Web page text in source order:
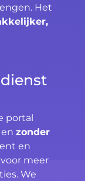
Het
portal
zonder
en
meer
We